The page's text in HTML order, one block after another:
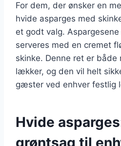
For dem, der ønsker en
hvide asparges med
et godt valg.
serveres med en cremet
skinke. Denne ret er
lækker, og den vil helt
gæster ved enhver festlig
Hvide
grøntsag til